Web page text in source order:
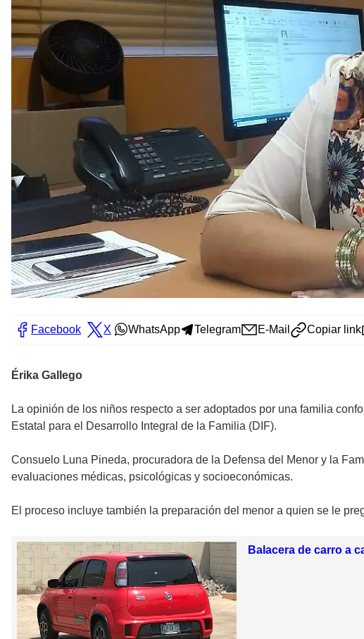
Facebook X WhatsApp Telegram E-Mail Copiar link
Érika Gallego
La opinión de los niños respecto a ser adoptados por una familia
Estatal para el Desarrollo Integral de la Familia (DIF).
Consuelo Luna Pineda, procuradora de la Defensa del Menor y la
evaluaciones médicas, psicológicas y socioeconómicas.
El proceso incluye también la preparación del menor a quien se le
Balacera de carro a